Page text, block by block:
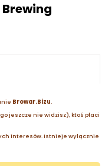
Browar.Bizu.
jeszcze nie widzisz), ktoś płaci
interesów. Istnieje wyłącznie